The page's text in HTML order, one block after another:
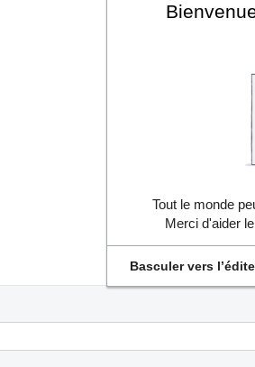
Tout le monde
Merci d'aider
Basculer vers